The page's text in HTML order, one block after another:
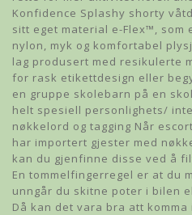
Konfidence Splashy shorty
sitt eget material e-Flex™, som
nylon, myk og komfortabel
lag produsert med resikulerte
for rask etikettdesign eller
en gruppe skolebarn på en
helt spesiell personlighets/
nøkkelord og tagging Når
har importert gjester med
kan du gjenfinne disse ved å
En tommelfingerregel er at du
unngår du skitne poter i bilen
Då kan det vara bra att